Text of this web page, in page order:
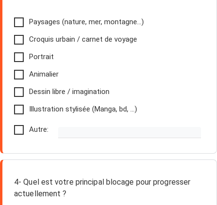
Paysages (nature, mer, montagne…)
Croquis urbain / carnet de voyage
Portrait
Animalier
Dessin libre / imagination
Illustration stylisée (Manga, bd, ...)
Autre:
4- Quel est votre principal blocage pour progresser
actuellement ?